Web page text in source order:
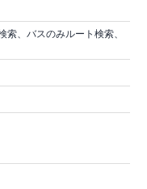
索、バスのみルート検索、